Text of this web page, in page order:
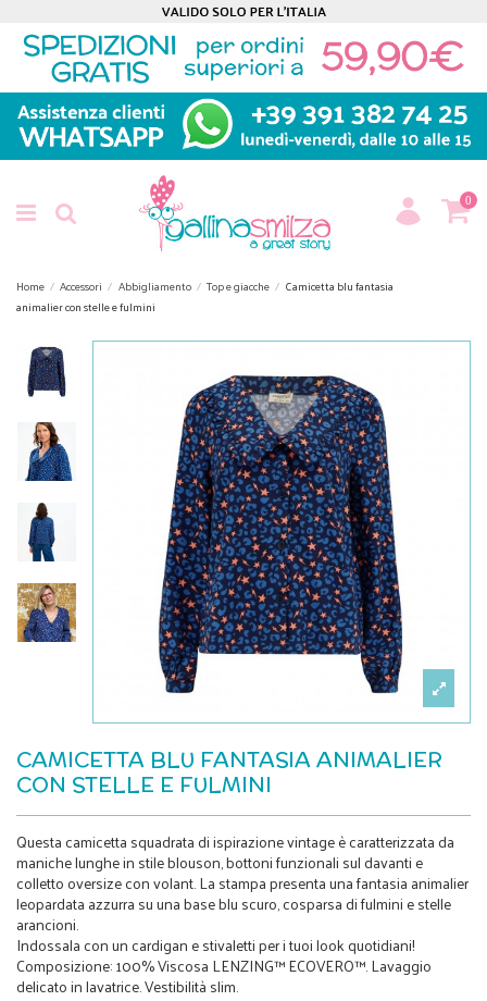
0
Home Accessori Abbigliamento Top e giacche
Camicetta blu fantasia
animalier con stelle e fulmini
CAMICETTA BLU FANTASIA ANIMALIER
CON STELLE E FULMINI
Questa camicetta squadrata di ispirazione vintage è caratterizzata da
maniche lunghe in stile blouson, bottoni funzionali sul davanti e
colletto oversize con volant. La stampa presenta una fantasia animalier
leopardata azzurra su una base blu scuro, cosparsa di fulmini e stelle
arancioni.
Indossala con un cardigan e stivaletti per i tuoi look quotidiani!
Composizione: 100% Viscosa LENZING™ ECOVERO™. Lavaggio
delicato in lavatrice. Vestibilità slim.